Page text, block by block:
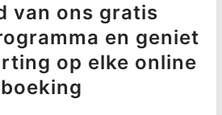
van ons gratis
en geniet
op elke online
boeking